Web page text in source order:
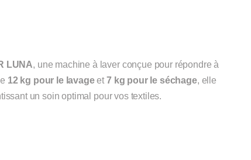
LUNA, une machine à laver conçue pour répondre à
12 kg pour le lavageet7 kg pour le séchage, elle
un soin optimal pour vos textiles.